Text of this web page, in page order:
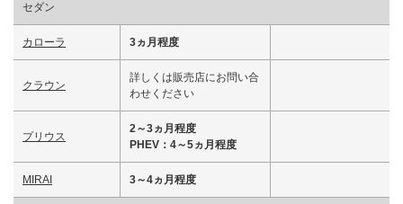
セダン
カローラ 3ヵ月程度
クラウン
詳しくは販売店にお問い合
わせください
プリウス
2～3ヵ月程度
PHEV：4～5ヵ月程度
MIRAI 3～4ヵ月程度